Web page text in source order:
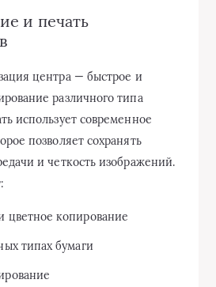
и печать
центра — быстрое и
различного типа
использует современное
позволяет сохранять
и четкость изображений.
цветное копирование
типах бумаги